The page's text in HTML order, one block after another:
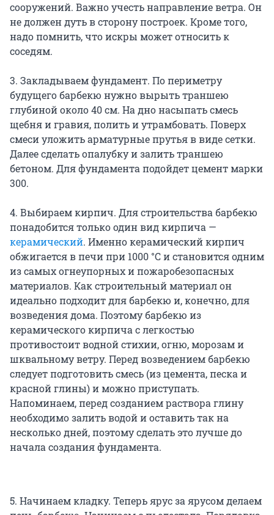
сооружений. Важно учесть направление ветра. Он
не должен дуть в сторону построек. Кроме того,
надо помнить, что искры может относить к
соседям.
3. Закладываем фундамент. По периметру
будущего барбекю нужно вырыть траншею
глубиной около 40 см. На дно насыпать смесь
щебня и гравия, полить и утрамбовать. Поверх
смеси уложить арматурные прутья в виде сетки.
Далее сделать опалубку и залить траншею
бетоном. Для фундамента подойдет цемент марки
300.
4. Выбираем кирпич. Для строительства барбекю
понадобится только один вид кирпича —
керамический. Именно керамический кирпич
обжигается в печи при 1000 °C и становится одним
из самых огнеупорных и пожаробезопасных
материалов. Как строительный материал он
идеально подходит для барбекю и, конечно, для
возведения дома. Поэтому барбекю из
керамического кирпича с легкостью
противостоит водной стихии, огню, морозам и
шквальному ветру. Перед возведением барбекю
следует подготовить смесь (из цемента, песка и
красной глины) и можно приступать.
Напоминаем, перед созданием раствора глину
необходимо залить водой и оставить так на
несколько дней, поэтому сделать это лучше до
начала создания фундамента.
5. Начинаем кладку. Теперь ярус за ярусом делаем